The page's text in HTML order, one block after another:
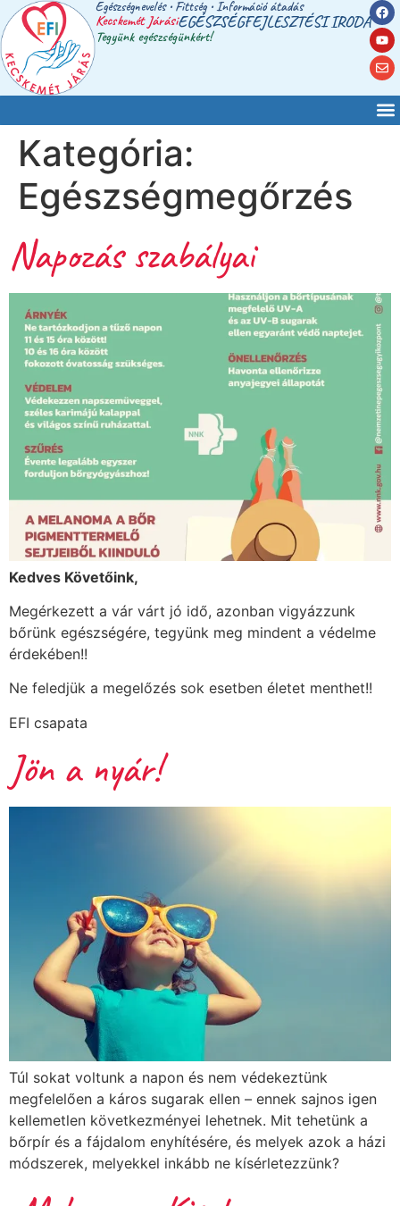
Egészségnevelés • Fittség • Információ átadás
Kecskemét JárásiEGÉSZSÉGFEJLESZTÉSI IRODA
Tegyünk egészségünkért!
Kategória:
Egészségmegőrzés
Napozás szabályai
Kedves Követőink,
Megérkezett a vár várt jó idő, azonban vigyázzunk
bőrünk egészségére, tegyünk meg mindent a védelme
érdekében!!
Ne feledjük a megelőzés sok esetben életet menthet!!
EFI csapata
Jön a nyár!
Túl sokat voltunk a napon és nem védekeztünk
megfelelően a káros sugarak ellen – ennek sajnos igen
kellemetlen következményei lehetnek. Mit tehetünk a
bőrpír és a fájdalom enyhítésére, és melyek azok a házi
módszerek, melyekkel inkább ne kísérletezzünk?